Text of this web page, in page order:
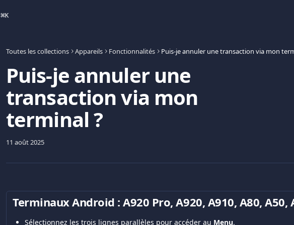
⌘K
Toutes les collections Appareils Fonctionnalités
Puis-je annuler une
transaction via mon
terminal ?
11 août 2025
Terminaux Android : Α920 Pro, A920, A910, Α80, A50,
Sélectionnez les trois lignes parallèles pour accéder au Menu.